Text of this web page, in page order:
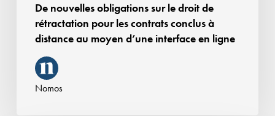
distance
moyen
De nouvelles obligations sur le droit de
rétractation pour les contrats conclus à
distance au moyen d’une interface en ligne
Nomos